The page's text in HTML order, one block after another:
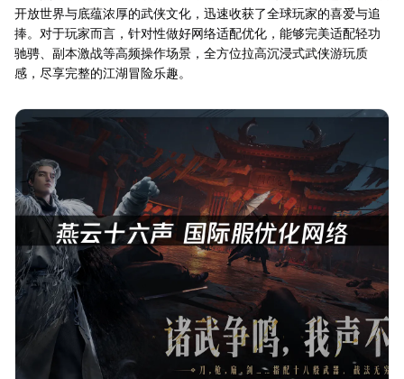
开放世界与底蕴浓厚的武侠文化，迅速收获了全球玩家的喜爱与追
捧。对于玩家而言，针对性做好网络适配优化，能够完美适配轻功
驰骋、副本激战等高频操作场景，全方位拉高沉浸式武侠游玩质
感，尽享完整的江湖冒险乐趣。